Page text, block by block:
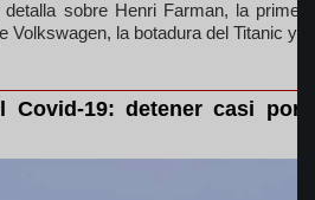
sobre Henri Farman, la
Volkswagen, la botadura del Titanic y
Covid-19: detener casi por